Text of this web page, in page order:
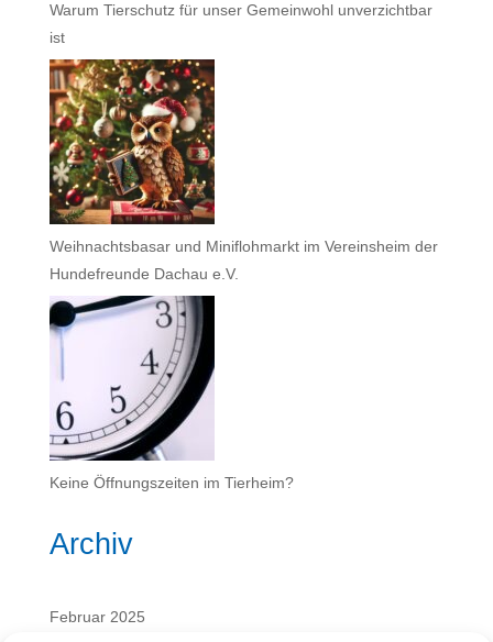
Warum Tierschutz für unser Gemeinwohl unverzichtbar
ist
Weihnachtsbasar und Miniflohmarkt im Vereinsheim der
Hundefreunde Dachau e.V.
Keine Öffnungszeiten im Tierheim?
Archiv
Februar 2025